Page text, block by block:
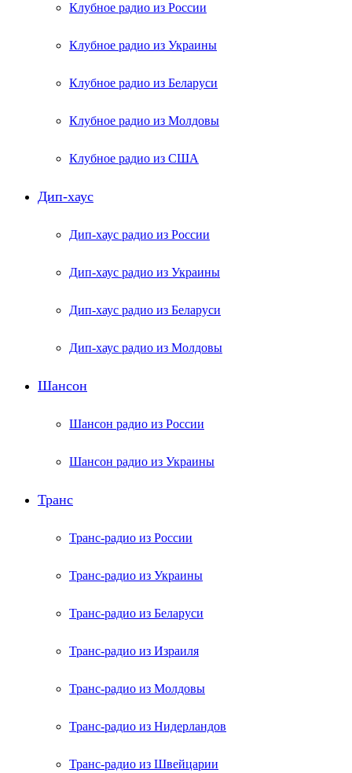
Клубное радио из России
Клубное радио из Украины
Клубное радио из Беларуси
Клубное радио из Молдовы
Клубное радио из США
Дип-хаус
Дип-хаус радио из России
Дип-хаус радио из Украины
Дип-хаус радио из Беларуси
Дип-хаус радио из Молдовы
Шансон
Шансон радио из России
Шансон радио из Украины
Транс
Транс-радио из России
Транс-радио из Украины
Транс-радио из Беларуси
Транс-радио из Израиля
Транс-радио из Молдовы
Транс-радио из Нидерландов
Транс-радио из Швейцарии